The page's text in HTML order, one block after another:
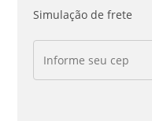
Simulação de frete